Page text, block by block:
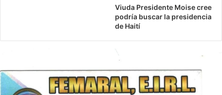
Viuda Presidente Moise cree
podría buscar la presidencia
de Haití